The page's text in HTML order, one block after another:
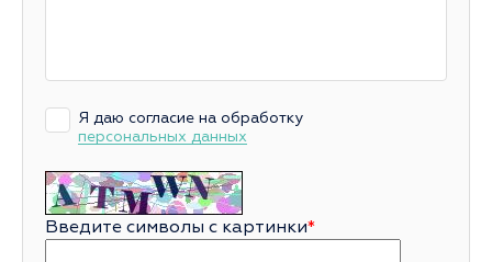
Я даю согласие на обработку
персональных данных
Введите символы с картинки*